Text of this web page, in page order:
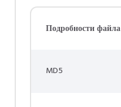
Подробности файла
MD5